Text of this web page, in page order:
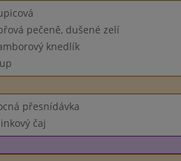
pečeně, dušené zelí
knedlík
přesnídávka
čaj